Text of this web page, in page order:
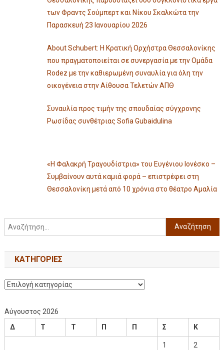
των Φραντς Σούμπερτ και Νίκου Σκαλκώτα την
Παρασκευή 23 Ιανουαρίου 2026
About Schubert: Η Κρατική Ορχήστρα Θεσσαλονίκης
που πραγματοποιείται σε συνεργασία με την Ομάδα
Rodez με την καθιερωμένη συναυλία για όλη την
οικογένεια στην Αίθουσα Τελετών ΑΠΘ
Συναυλία προς τιμήν της σπουδαίας σύγχρονης
Ρωσίδας συνθέτριας Sofia Gubaidulina
«Η Φαλακρή Τραγουδίστρια» του Ευγένιου Ιονέσκο –
Συμβαίνουν αυτά καμιά φορά – επιστρέφει στη
Θεσσαλονίκη μετά από 10 χρόνια στο θέατρο Αμαλία
KΑΤΗΓΟΡΊΕΣ
Αύγουστος 2026
Δ
Τ Τ Π Π Σ Κ
1 2